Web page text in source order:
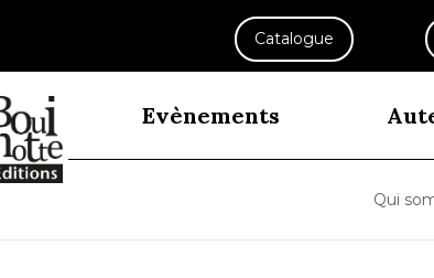
Catalogue
Evènements
Qui